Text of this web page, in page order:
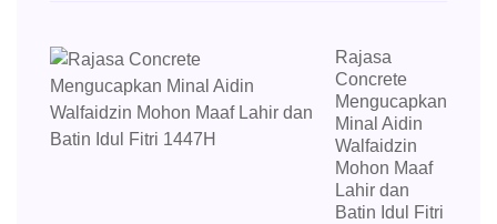
Rajasa
Concrete
Mengucapkan
Minal Aidin
Walfaidzin
Mohon Maaf
Lahir dan
Batin Idul Fitri